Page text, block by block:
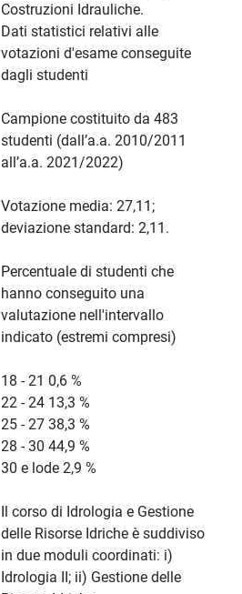
Costruzioni Idrauliche.
Dati statistici relativi alle
votazioni d'esame conseguite
dagli studenti
Campione costituito da 483
studenti (dall’a.a. 2010/2011
all’a.a. 2021/2022)
Votazione media: 27,11;
deviazione standard: 2,11.
Percentuale di studenti che
hanno conseguito una
valutazione nell'intervallo
indicato (estremi compresi)
18 - 21 0,6 %
22 - 24 13,3 %
25 - 27 38,3 %
28 - 30 44,9 %
30 e lode 2,9 %
Il corso di Idrologia e Gestione
delle Risorse Idriche è suddiviso
in due moduli coordinati: i)
Idrologia II; ii) Gestione delle